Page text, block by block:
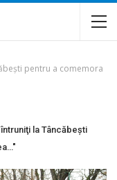
pentru a comemora
la Tâncăbești